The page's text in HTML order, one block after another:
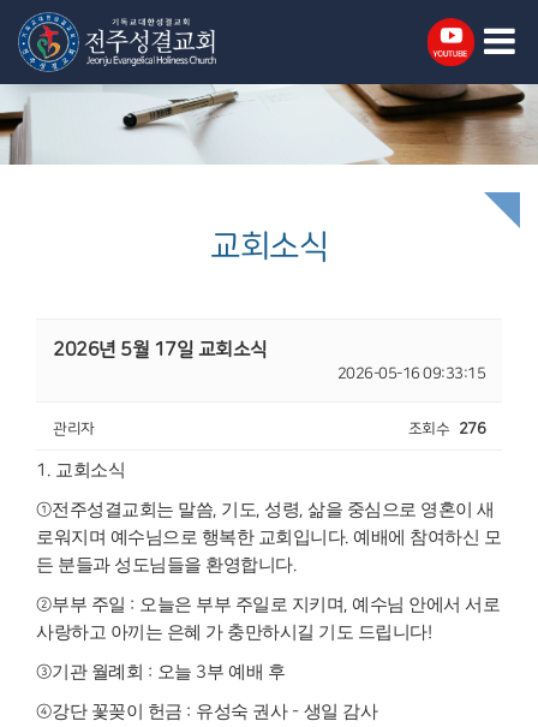
교회소식
2026년 5월 17일 교회소식
2026-05-16 09:33:15
관리자 조회수 276
1. 교회소식
①전주성결교회는 말씀, 기도, 성령, 삶을 중심으로 영혼이 새
로워지며 예수님으 로 행복한 교회입니다. 예배에 참여하신 모
든 분들과 성도님들을 환영합니다.
②부부 주일 : 오늘은 부부 주일로 지키며, 예수님 안에서 서로
사랑하고 아끼는 은혜 가 충만하시길 기도 드립니다!
③기관 월례회 : 오늘 3부 예배 후
④강단 꽃꽂이 헌금 : 유성숙 권사 - 생일 감사